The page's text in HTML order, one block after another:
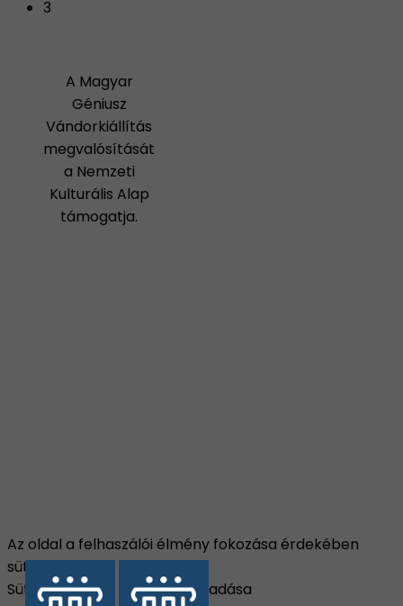
3
A Magyar
Géniusz
Vándorkiállítás
megvalósítását
a Nemzeti
Kulturális Alap
támogatja.
Az oldal a felhaszálói élmény fokozása érdekében
sütiket használ.
Süti beállítások
Összes elfogadása